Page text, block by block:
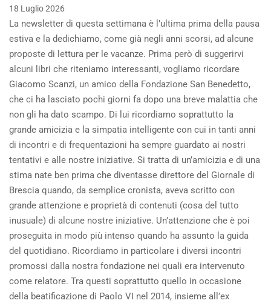
18 Luglio 2026
La newsletter di questa settimana è l’ultima prima della pausa
estiva e la dedichiamo, come già negli anni scorsi, ad alcune
proposte di lettura per le vacanze. Prima però di suggerirvi
alcuni libri che riteniamo interessanti, vogliamo ricordare
Giacomo Scanzi, un amico della Fondazione San Benedetto,
che ci ha lasciato pochi giorni fa dopo una breve malattia che
non gli ha dato scampo. Di lui ricordiamo soprattutto la
grande amicizia e la simpatia intelligente con cui in tanti anni
di incontri e di frequentazioni ha sempre guardato ai nostri
tentativi e alle nostre iniziative. Si tratta di un’amicizia e di una
stima nate ben prima che diventasse direttore del Giornale di
Brescia quando, da semplice cronista, aveva scritto con
grande attenzione e proprietà di contenuti (cosa del tutto
inusuale) di alcune nostre iniziative. Un’attenzione che è poi
proseguita in modo più intenso quando ha assunto la guida
del quotidiano. Ricordiamo in particolare i diversi incontri
promossi dalla nostra fondazione nei quali era intervenuto
come relatore. Tra questi soprattutto quello in occasione
della beatificazione di Paolo VI nel 2014, insieme all’ex